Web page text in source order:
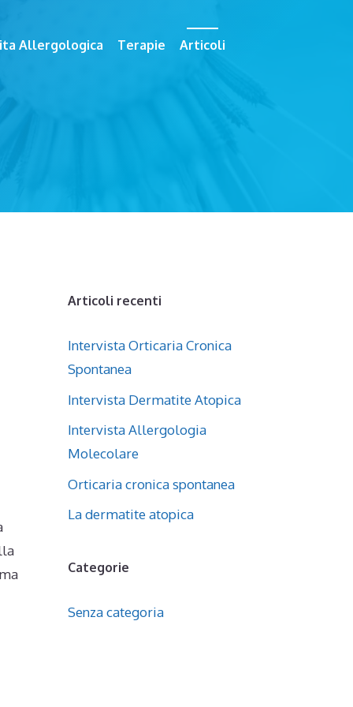
Allergologica Terapie Articoli
Articoli recenti
Intervista Orticaria Cronica
Spontanea
Intervista Dermatite Atopica
Intervista Allergologia
Molecolare
Orticaria cronica spontanea
La dermatite atopica
Categorie
Senza categoria